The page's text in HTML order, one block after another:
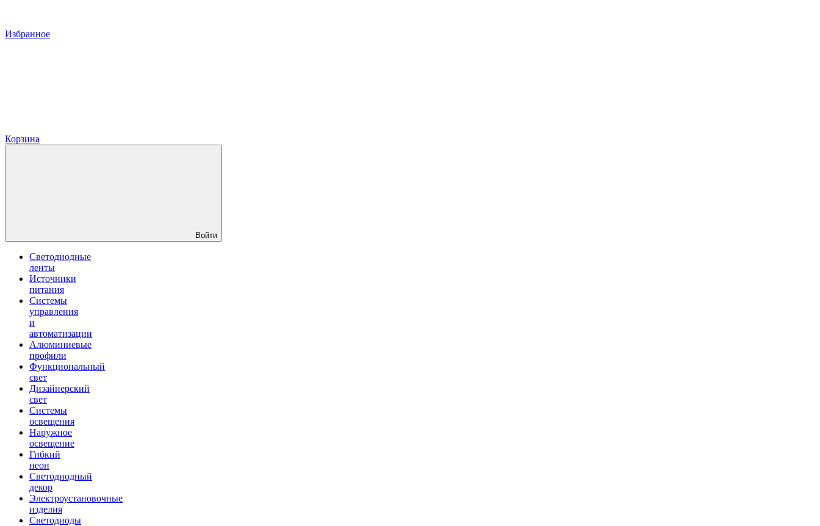
Избранное
Корзина
Войти
Светодиодные
ленты
Источники
питания
Системы
управления
и
автоматизации
Алюминиевые
профили
Функциональный
свет
Дизайнерский
свет
Системы
освещения
Наружное
освещение
Гибкий
неон
Светодиодный
декор
Электроустановочные
изделия
Светодиоды